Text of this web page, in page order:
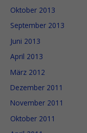
Oktober 2013
September 2013
Juni 2013
April 2013
März 2012
Dezember 2011
November 2011
Oktober 2011